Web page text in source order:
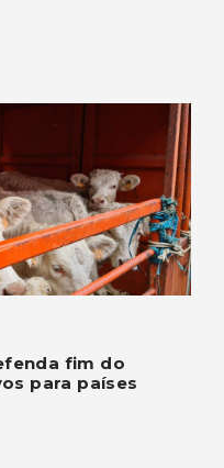
fim do
para países